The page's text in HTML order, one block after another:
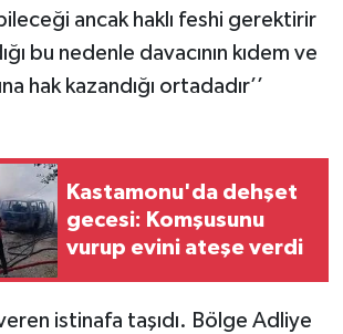
ancak haklı feshi gerektirir
bu nedenle davacının kıdem ve
hak kazandığı ortadadır’’
Kastamonu'da dehşet
gecesi: Komşusunu
vurup evini ateşe verdi
istinafa taşıdı. Bölge Adliye